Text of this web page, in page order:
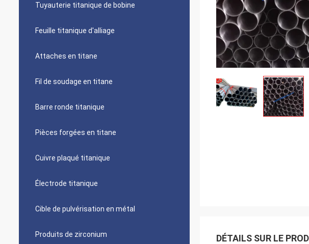
Tuyauterie titanique de bobine
Feuille titanique d'alliage
Attaches en titane
Fil de soudage en titane
Barre ronde titanique
Pièces forgées en titane
Cuivre plaqué titanique
Électrode titanique
Cible de pulvérisation en métal
Produits de zirconium DÉTAILS SUR LE